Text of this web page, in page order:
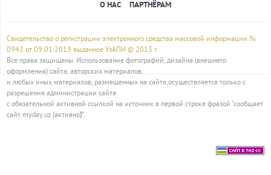
О НАС ПАРТНЁРАМ
Свидетельство о регистрации электронного средства массовой информации №
0942 от 09.01.2013 выданное УзАПИ © 2013 г.
Все права защищены. Использование фотографий, дизайна (внешнего
оформления) сайта, авторских материалов,
и любых иных материалов, размещенных на сайте,осуществляется только с
разрешения администрации сайта
с обязательной активной ссылкой на источник в первой строке фразой “сообщает
сайт myday.uz (активно)”.